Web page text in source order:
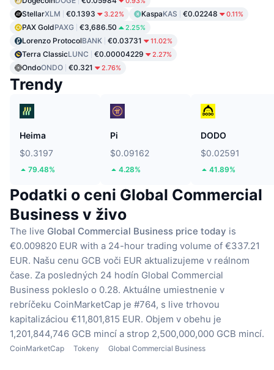
StellarXLM €0.1393 3.22% KaspaKAS €0.02248 0.11%
PAX GoldPAXG €3,686.50 2.25%
Lorenzo ProtocolBANK €0.03731 11.02%
Terra ClassicLUNC €0.00004229 2.27%
OndoONDO €0.321 2.76%
Trendy
Heima
$0.3197
79.48%
Pi
$0.09162
4.28%
DODO
$0.02591
41.89%
Podatki o ceni Global Commercial
Business v živo
The live Global Commercial Business price today is
€0.009820 EUR with a 24-hour trading volume of €337.21
EUR. Našu cenu GCB voči EUR aktualizujeme v reálnom
čase. Za posledných 24 hodín Global Commercial
Business pokleslo o 0.28. Aktuálne umiestnenie v
rebríčeku CoinMarketCap je #764, s live trhovou
kapitalizáciou €11,801,815 EUR. Objem v obehu je
1,201,844,746 GCB mincí a strop 2,500,000,000 GCB mincí.
CoinMarketCap Tokeny Global Commercial Business